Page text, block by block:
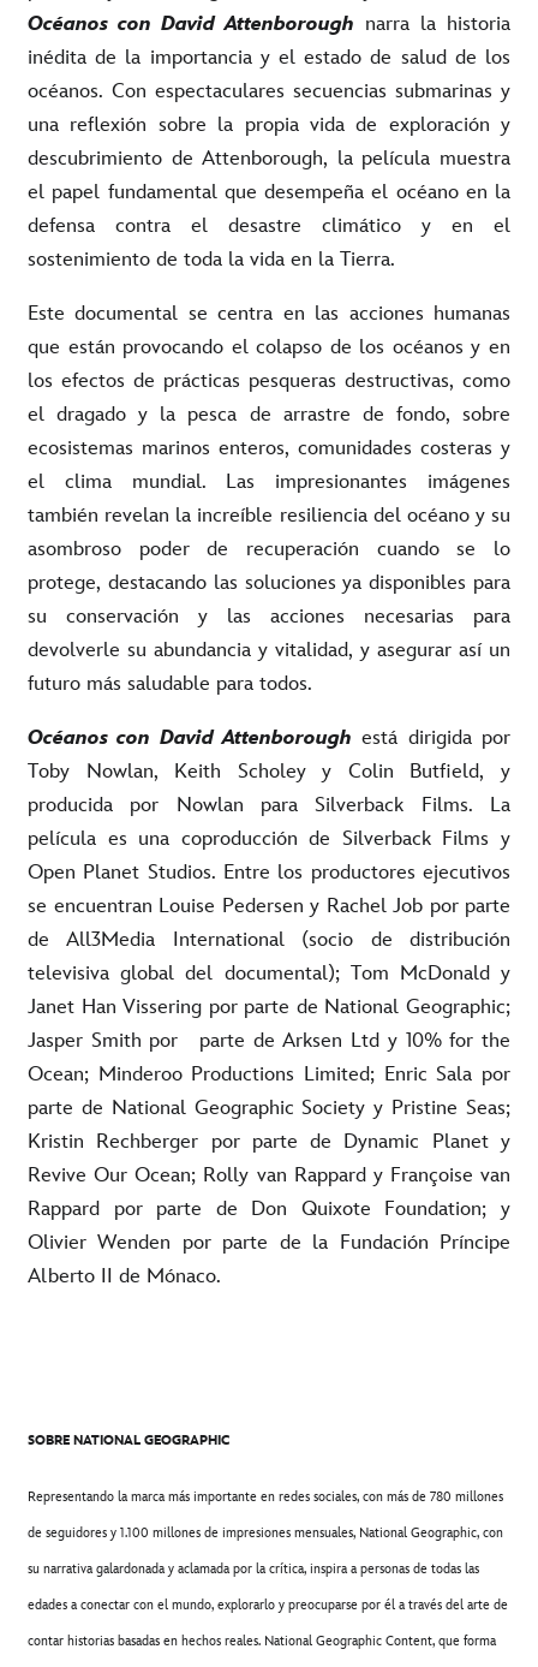
Océanos con David Attenborough narra la historia
inédita de la importancia y el estado de salud de los
océanos. Con espectaculares secuencias submarinas y
una reflexión sobre la propia vida de exploración y
descubrimiento de Attenborough, la película muestra
el papel fundamental que desempeña el océano en la
defensa contra el desastre climático y en el
sostenimiento de toda la vida en la Tierra.
Este documental se centra en las acciones humanas
que están provocando el colapso de los océanos y en
los efectos de prácticas pesqueras destructivas, como
el dragado y la pesca de arrastre de fondo, sobre
ecosistemas marinos enteros, comunidades costeras y
el clima mundial. Las impresionantes imágenes
también revelan la increíble resiliencia del océano y su
asombroso poder de recuperación cuando se lo
protege, destacando las soluciones ya disponibles para
su conservación y las acciones necesarias para
devolverle su abundancia y vitalidad, y asegurar así un
futuro más saludable para todos.
Océanos con David Attenborough está dirigida por
Toby Nowlan, Keith Scholey y Colin Butfield, y
producida por Nowlan para Silverback Films. La
película es una coproducción de Silverback Films y
Open Planet Studios. Entre los productores ejecutivos
se encuentran Louise Pedersen y Rachel Job por parte
de All3Media International (socio de distribución
televisiva global del documental); Tom McDonald y
Janet Han Vissering por parte de National Geographic;
Jasper Smith por parte de Arksen Ltd y 10% for the
Ocean; Minderoo Productions Limited; Enric Sala por
parte de National Geographic Society y Pristine Seas;
Kristin Rechberger por parte de Dynamic Planet y
Revive Our Ocean; Rolly van Rappard y Françoise van
Rappard por parte de Don Quixote Foundation; y
Olivier Wenden por parte de la Fundación Príncipe
Alberto II de Mónaco.
SOBRE NATIONAL GEOGRAPHIC
Representando la marca más importante en redes sociales, con más de 780 millones
de seguidores y 1.100 millones de impresiones mensuales, National Geographic, con
su narrativa galardonada y aclamada por la crítica, inspira a personas de todas las
edades a conectar con el mundo, explorarlo y preocuparse por él a través del arte de
contar historias basadas en hechos reales. National Geographic Content, que forma